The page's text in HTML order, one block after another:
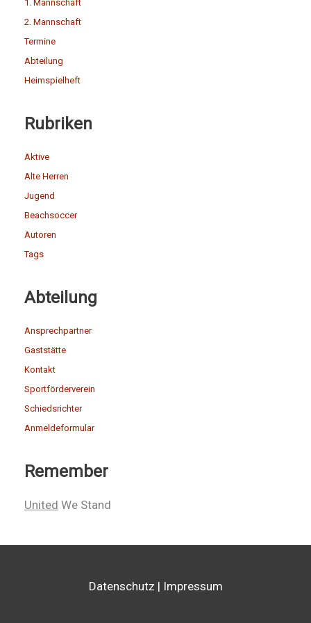
1. Mannschaft
2. Mannschaft
Termine
Abteilung
Heimspielheft
Rubriken
Aktive
Alte Herren
Jugend
Beachsoccer
Autoren
Tags
Abteilung
Ansprechpartner
Gaststätte
Kontakt
Sportförderverein
Schiedsrichter
Anmeldeformular
Remember
United We Stand
Datenschutz | Impressum